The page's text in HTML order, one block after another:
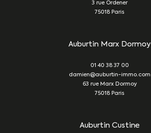
3 rue Ordener
75018
Paris
Auburtin Marx Dormoy
01 40 38 37 00
damien@auburtin-immo.com
63 rue Marx Dormoy
75018
Paris
Auburtin Custine